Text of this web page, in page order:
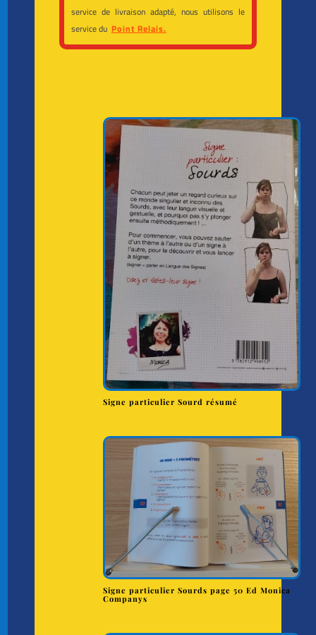
service de livraison adapté, nous utilisons le
service du Point Relais.
Signe particulier Sourd résumé
Signe particulier Sourds page 50 Ed Monica
Companys